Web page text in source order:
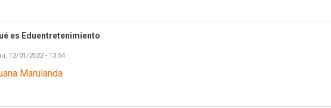
es Eduentretenimiento
12/01/2022 - 13:54
Marulanda